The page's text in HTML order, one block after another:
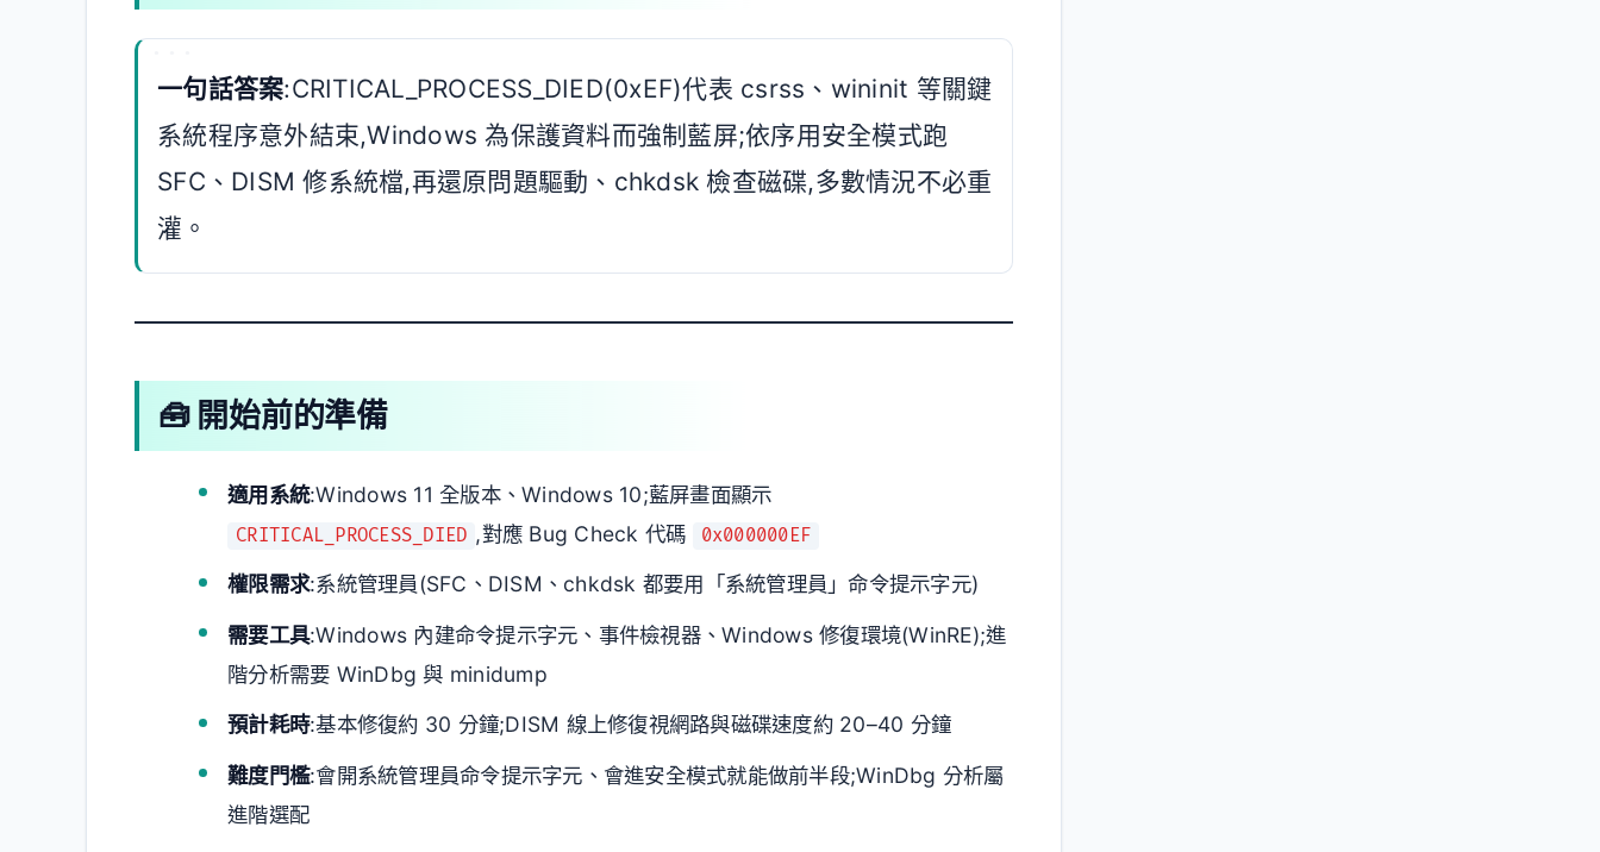
一句話答案:CRITICAL_PROCESS_DIED(0xEF)代表 csrss、wininit 等關鍵
系統程序意外結束,Windows 為保護資料而強制藍屏;依序用安全模式跑
SFC、DISM 修系統檔,再還原問題驅動、chkdsk 檢查磁碟,多數情況不必重
灌。
🧰 開始前的準備
適用系統:Windows 11 全版本、Windows 10;藍屏畫面顯示
CRITICAL_PROCESS_DIED ,對應 Bug Check 代碼 0x000000EF
權限需求:系統管理員(SFC、DISM、chkdsk 都要用「系統管理員」命令提示字元)
需要工具:Windows 內建命令提示字元、事件檢視器、Windows 修復環境(WinRE);進
階分析需要 WinDbg 與 minidump
預計耗時:基本修復約 30 分鐘;DISM 線上修復視網路與磁碟速度約 20–40 分鐘
難度門檻:會開系統管理員命令提示字元、會進安全模式就能做前半段;WinDbg 分析屬
進階選配